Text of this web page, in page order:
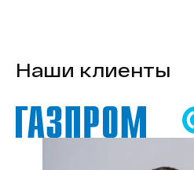
Наши клиенты